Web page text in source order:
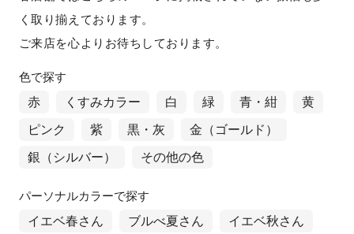
く取り揃えております。
ご来店を心よりお待ちしております。
色で探す
赤 くすみカラー 白 緑 青・紺
黄
ピンク
紫 黒・灰
金（ゴールド）
銀（シルバー）
その他の色
パーソナルカラーで探す
イエベ春さん ブルべ夏さん
イエベ秋さん